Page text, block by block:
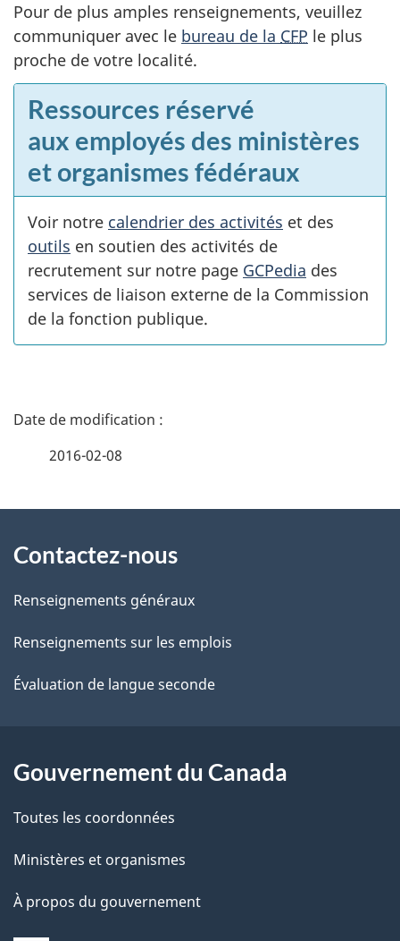
Pour de plus amples renseignements, veuillez
communiquer avec le bureau de la CFP le plus
proche de votre localité.
Ressources réservé
aux employés des ministères
et organismes fédéraux
Voir notre calendrier des activités et des
outils en soutien des activités de
recrutement sur notre page GCPedia des
services de liaison externe de la Commission
de la fonction publique.
D
i
l
s
d
l
p
a
g
2016-02-08
propos
de
ce
site
Contactez-nous
Renseignements généraux
Renseignements sur les emplois
Évaluation de langue seconde
Gouvernement du Canada
Toutes les coordonnées
Ministères et organismes
À propos du gouvernement